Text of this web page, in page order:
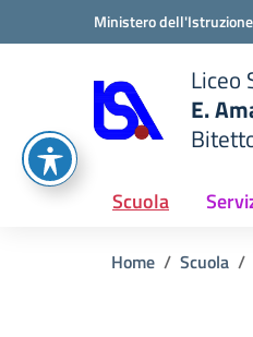
Vai ai contenuti
Vai al menu di navigazione
Ministero
scuola
Liceo
E.
Scuola
Home Scuola